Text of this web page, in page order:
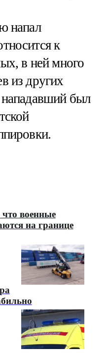
напал
к
в ней много
из других
был
военные
на границе